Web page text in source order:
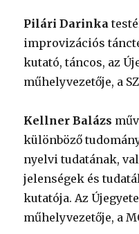
Pilári Darinka
improvizációs
kutató, táncos, az
műhelyvezetője, a
Kellner Balázs
különböző
nyelvi tudatának,
jelenségek és
kutatója. Az
műhelyvezetője, a